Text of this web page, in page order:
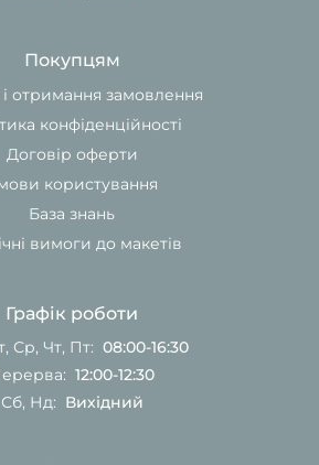
Покупцям
отримання замовлення
конфіденційності
Договір оферти
користування
База знань
вимоги до макетів
Графік роботи
Ср, Чт, Пт: 08:00-16:30
12:00-12:30
Сб, Нд: Вихідний